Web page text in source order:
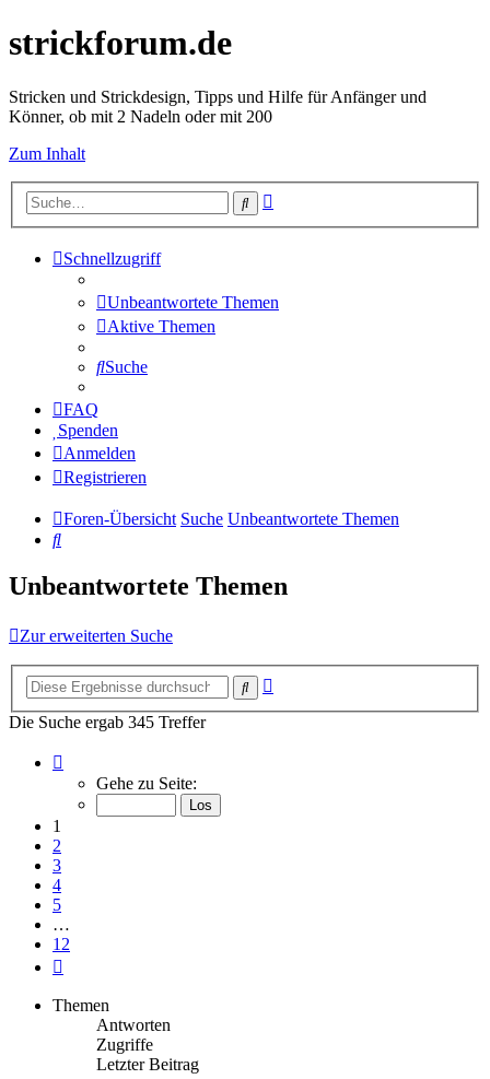
strickforum.de
Stricken und Strickdesign, Tipps und Hilfe für Anfänger und
Könner, ob mit 2 Nadeln oder mit 200
Zum Inhalt
Suche
Schnellzugriff
Unbeantwortete Themen
Aktive Themen
Suche
FAQ
Spenden
Anmelden
Registrieren
Foren-Übersicht Suche Unbeantwortete Themen
Suche
Unbeantwortete Themen
Zur erweiterten Suche
Suche
Die Suche ergab 345 Treffer
von
Gehe zu Seite:
1
2
3
4
5
…
12
Themen
Antworten
Zugriffe
Letzter Beitrag